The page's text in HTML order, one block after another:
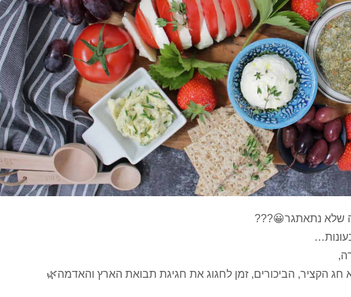
שלא נתאתגר😀???
חג הקציר, הביכורים, זמן לחגוג את חגיגת תבואת הארץ והאדמה🌿